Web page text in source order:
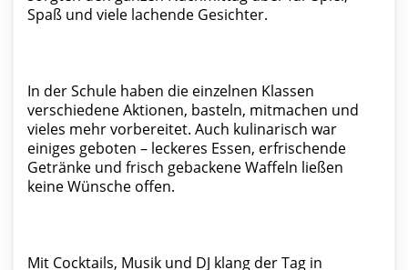
Spaß und viele lachende Gesichter.
In der Schule haben die einzelnen Klassen
verschiedene Aktionen, basteln, mitmachen und
vieles mehr vorbereitet. Auch kulinarisch war
einiges geboten – leckeres Essen, erfrischende
Getränke und frisch gebackene Waffeln ließen
keine Wünsche offen.
Mit Cocktails, Musik und DJ klang der Tag in